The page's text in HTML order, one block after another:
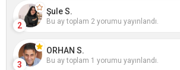
2
Şule S.
Bu ay toplam 2 yorumu yayınlandı.
3
ORHAN S.
Bu ay toplam 1 yorumu yayınlandı.